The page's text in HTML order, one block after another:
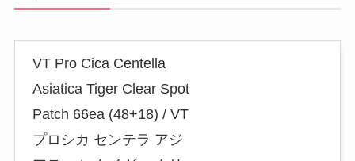
VT Pro Cica Centella
Asiatica Tiger Clear Spot
Patch 66ea (48+18) / VT
プロシカ センテラ アジ